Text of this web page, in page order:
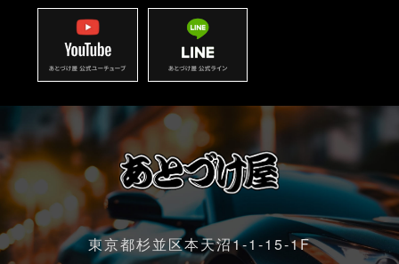
東京都杉並区本天沼1-1-15-1F